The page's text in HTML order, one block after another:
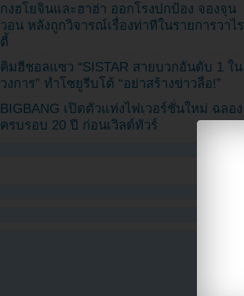
กงฮโยจินและฮาฮ่า ออกโรงปกป้อง จองจุน
วอน หลังถูกวิจารณ์เรื่องท่าทีในรายการวาไร
ตี้
คิมฮีชอลแซว “SISTAR สายบวกอันดับ 1 ใน
วงการ” ทำโซยูรีบโต้ “อย่าสร้างข่าวลือ!”
BIGBANG เปิดตัวแท่งไฟเวอร์ชั่นใหม่ ฉลอง
ครบรอบ 20 ปี ก่อนเวิลด์ทัวร์